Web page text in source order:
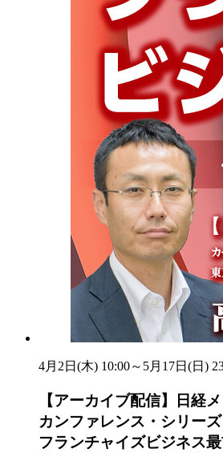
4月2日(木) 10:00～5月17日(日)
【アーカイブ配信】日経
カンファレンス・シリーズ
フランチャイズビジネス